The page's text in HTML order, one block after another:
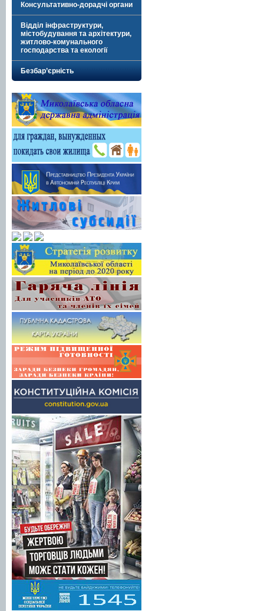
Консультативно-дорадчі органи
Відділ інфраструктури,
містобудування та архітектури,
житлово-комунального
господарства та екології
Безбар’єрність